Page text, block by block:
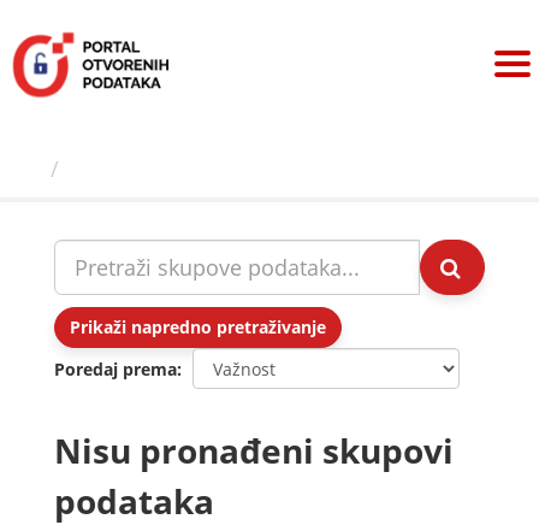
sadržaj
Prikaži napredno pretraživanje
Poredaj prema
Nisu pronađeni skupovi
podataka